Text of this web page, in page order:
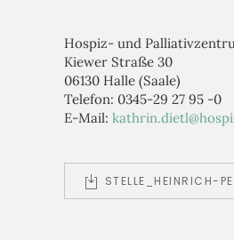
Hospiz- und
Kiewer Straße 30
06130 Halle (Saale)
Telefon: 0345-29 27 95 -0
E-Mail:
STELLE_HEINRICH-